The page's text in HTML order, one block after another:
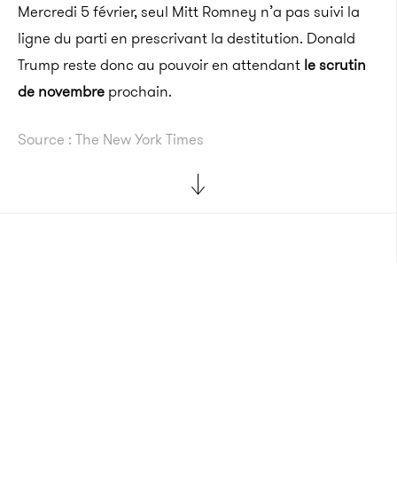
Mercredi 5 février, seul Mitt Romney n’a pas suivi la
ligne du parti en prescrivant la destitution. Donald
Trump reste donc au pouvoir en attendant le scrutin
de novembre prochain.
Source : The New York Times